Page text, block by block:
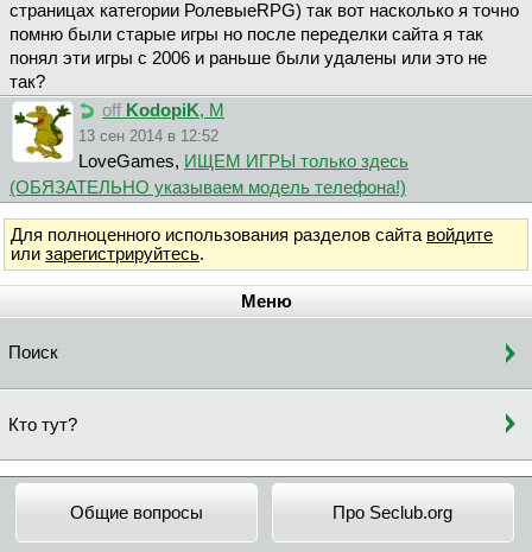
страницах категории РолевыеRPG) так вот насколько я точно
помню были старые игры но после переделки сайта я так
понял эти игры с 2006 и раньше были удалены или это не
так?
off KodopiK, М
13 сен 2014 в 12:52
LoveGames, ИЩЕМ ИГРЫ только здесь
(ОБЯЗАТЕЛЬНО указываем модель телефона!)
Для полноценного использования разделов сайта войдите
или зарегистрируйтесь.
Меню
Поиск
Кто тут?
Общие вопросы Про Seclub.org